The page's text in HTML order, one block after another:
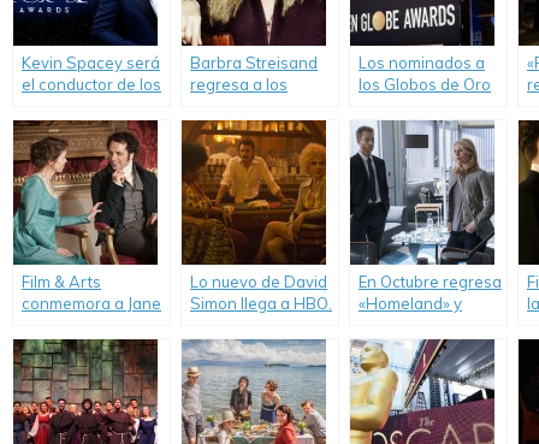
Kevin Spacey será
el conductor de los
2017.
Barbra Streisand
regresa a los
de 46 años.
Los nominados a
los Globos de Oro
Film & Arts
conmemora a Jane
Lo nuevo de David
Simon llega a HBO.
En Octubre regresa
«Homeland» y
avances de la
quinta temporada.